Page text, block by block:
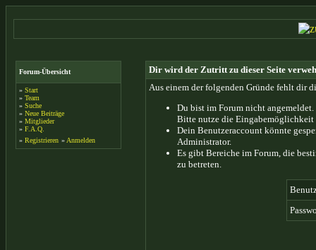
Forum-Übersicht
» Start
» Team
» Suche
» Neue Beiträge
» Mitglieder
» F.A.Q.
» Registrieren » Anmelden
Dir wird der Zutritt zu dieser Seite
Aus einem der folgenden Gründe fehlt dir
Du bist im Forum nicht
Bitte nutze die Eingabemöglichkeit
Dein Benutzeraccount könnte
Administrator.
Es gibt Bereiche im Forum, die
zu betreten.